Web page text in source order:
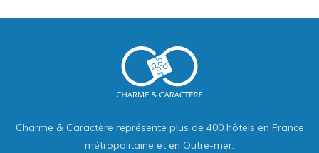
Charme & Caractère représente plus de 400 hôtels en France
métropolitaine et en Outre-mer.